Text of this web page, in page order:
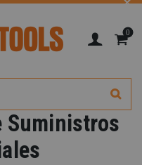
0
Suministros